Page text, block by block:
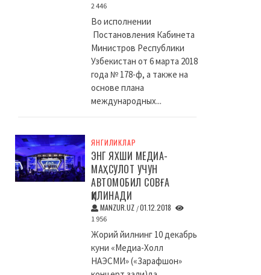
2 446
Во исполнении
Постановления Кабинета
Министров Республики
Узбекистан от 6 марта 2018
года № 178-ф, а также на
основе плана
международных...
ЯНГИЛИКЛАР
ЭНГ ЯХШИ МЕДИА-
МАҲСУЛОТ УЧУН
АВТОМОБИЛ СОВҒА
ҚИЛИНАДИ
MANZUR.UZ /01.12.2018
1 956
Жорий йилнинг 10 декабрь
куни «Медиа-Холл
НАЭСМИ» («Зарафшон»